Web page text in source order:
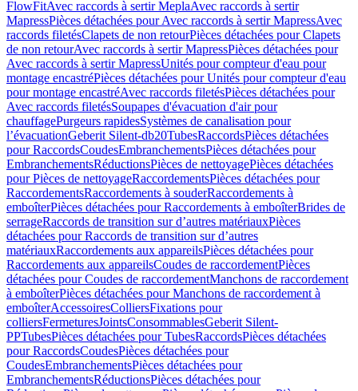
FlowFitAvec raccords à sertir MeplaAvec raccords à sertir
MapressPièces détachées pour Avec raccords à sertir MapressAvec
raccords filetésClapets de non retourPièces détachées pour Clapets
de non retourAvec raccords à sertir MapressPièces détachées pour
Avec raccords à sertir MapressUnités pour compteur d'eau pour
montage encastréPièces détachées pour Unités pour compteur d'eau
pour montage encastréAvec raccords filetésPièces détachées pour
Avec raccords filetésSoupapes d'évacuation d'air pour
chauffagePurgeurs rapidesSystèmes de canalisation pour
l’évacuationGeberit Silent-db20TubesRaccordsPièces détachées
pour RaccordsCoudesEmbranchementsPièces détachées pour
EmbranchementsRéductionsPièces de nettoyagePièces détachées
pour Pièces de nettoyageRaccordementsPièces détachées pour
RaccordementsRaccordements à souderRaccordements à
emboîterPièces détachées pour Raccordements à emboîterBrides de
serrageRaccords de transition sur d’autres matériauxPièces
détachées pour Raccords de transition sur d’autres
matériauxRaccordements aux appareilsPièces détachées pour
Raccordements aux appareilsCoudes de raccordementPièces
détachées pour Coudes de raccordementManchons de raccordement
à emboîterPièces détachées pour Manchons de raccordement à
emboîterAccessoiresColliersFixations pour
colliersFermeturesJointsConsommablesGeberit Silent-
PPTubesPièces détachées pour TubesRaccordsPièces détachées
pour RaccordsCoudesPièces détachées pour
CoudesEmbranchementsPièces détachées pour
EmbranchementsRéductionsPièces détachées pour